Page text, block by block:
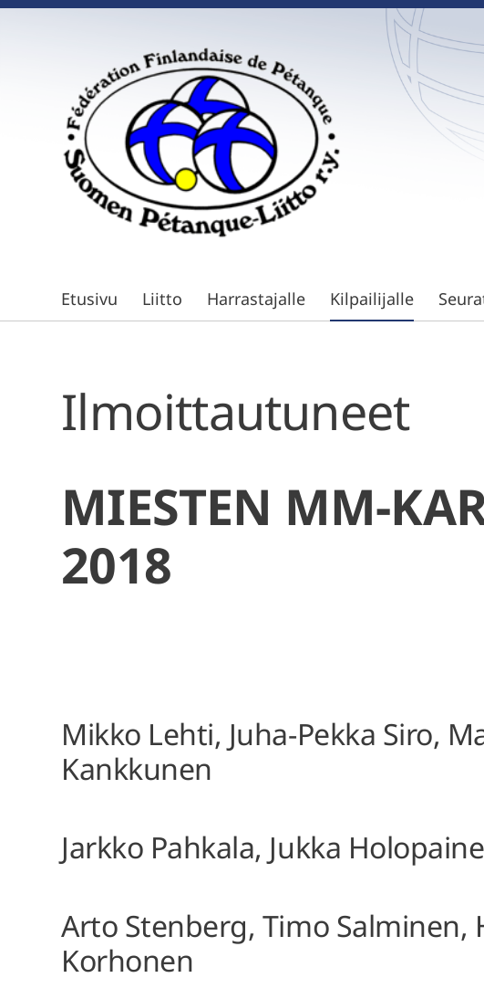
Suomen Petanque-Liitto
Etusivu Liitto Harrastajalle Kilpailijalle
Ilmoittautuneet
MIESTEN MM-
2018
Mikko Lehti, Juha-Pekka Siro,
Kankkunen
Jarkko Pahkala, Jukka
Arto Stenberg, Timo Salminen,
Korhonen